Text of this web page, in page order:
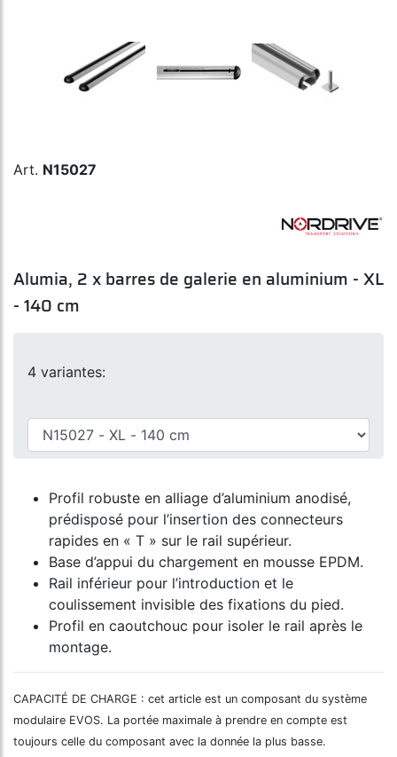
Art. N15027
Alumia, 2 x barres de galerie en aluminium - XL
- 140 cm
4 variantes:
Profil robuste en alliage d’aluminium anodisé,
prédisposé pour l’insertion des connecteurs
rapides en « T » sur le rail supérieur.
Base d’appui du chargement en mousse EPDM.
Rail inférieur pour l’introduction et le
coulissement invisible des fixations du pied.
Profil en caoutchouc pour isoler le rail après le
montage.
CAPACITÉ DE CHARGE : cet article est un composant du système
modulaire EVOS. La portée maximale à prendre en compte est
toujours celle du composant avec la donnée la plus basse.